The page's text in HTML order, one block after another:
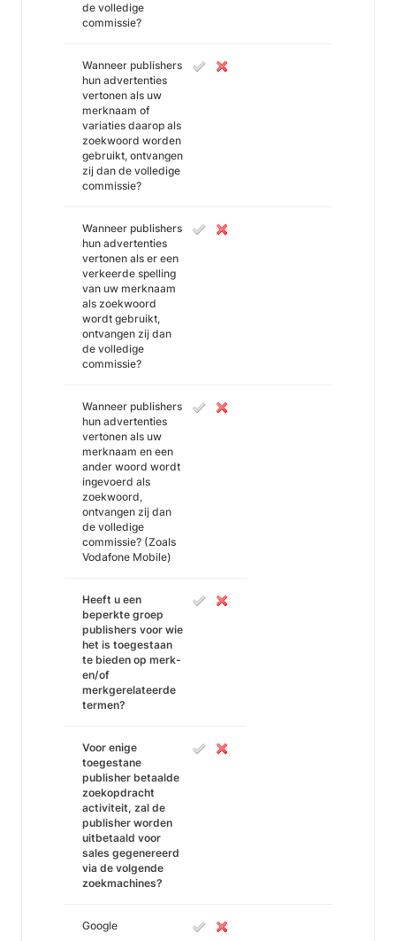
de volledige
commissie?
Wanneer publishers
hun advertenties
vertonen als uw
merknaam of
variaties daarop als
zoekwoord worden
gebruikt, ontvangen
zij dan de volledige
commissie?
Wanneer publishers
hun advertenties
vertonen als er een
verkeerde spelling
van uw merknaam
als zoekwoord
wordt gebruikt,
ontvangen zij dan
de volledige
commissie?
Wanneer publishers
hun advertenties
vertonen als uw
merknaam en een
ander woord wordt
ingevoerd als
zoekwoord,
ontvangen zij dan
de volledige
commissie? (Zoals
Vodafone Mobile)
Heeft u een
beperkte groep
publishers voor wie
het is toegestaan
te bieden op merk-
en/of
merkgerelateerde
termen?
Voor enige
toegestane
publisher betaalde
zoekopdracht
activiteit, zal de
publisher worden
uitbetaald voor
sales gegenereerd
via de volgende
zoekmachines?
Google